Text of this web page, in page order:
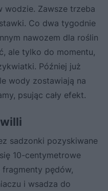
wodzie. Zawsze trzeba
Co dwa tygodnie
nawozem dla roślin
ale tylko do momentu,
Później już
wody zostawiają na
psując cały efekt.
sadzonki pozyskiwane
10-centymetrowe
fragmenty pędów,
i wsadza do